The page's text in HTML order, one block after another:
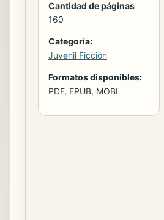
Cantidad de páginas
160
Categoría:
Juvenil Ficción
Formatos disponibles:
PDF, EPUB, MOBI